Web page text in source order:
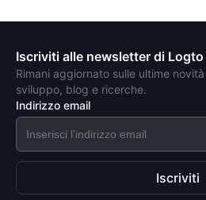
Iscriviti alle newsletter di Logto
Rimani aggiornato sulle ultime
sviluppo, blog e ricerche.
Indirizzo email
Iscriviti